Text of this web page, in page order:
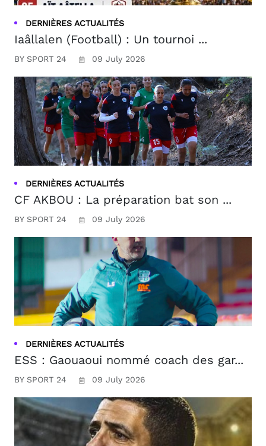
DERNIÈRES ACTUALITÉS
Iaâllalen (Football) : Un tournoi ...
BY SPORT 24 09 July 2026
DERNIÈRES ACTUALITÉS
CF AKBOU : La préparation bat son ...
BY SPORT 24 09 July 2026
DERNIÈRES ACTUALITÉS
ESS : Gaouaoui nommé coach des gar...
BY SPORT 24 09 July 2026